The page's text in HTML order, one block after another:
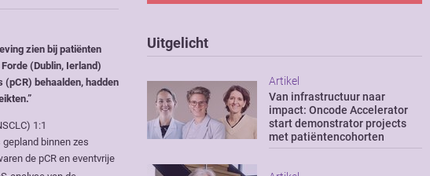
zien bij patiënten
(Dublin, Ierland)
behaalden, hadden
1:1
binnen zes
de pCR en eventvrije
Uitgelicht
Artikel
Van infrastructuur naar
impact: Oncode Accelerator
start demonstrator projects
met patiëntencohorten